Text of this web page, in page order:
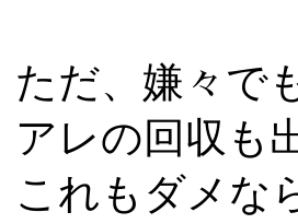
ただ、嫌々で
アレの回収も
これもダメな